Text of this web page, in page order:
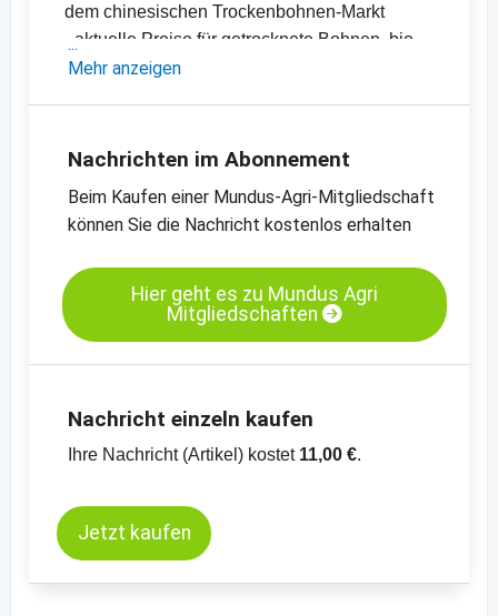
dem chinesischen Trockenbohnen-Markt
- aktuelle Preise für getrocknete Bohnen, bio
und konventionell
Mehr anzeigen
Nachrichten im Abonnement
Beim Kaufen einer Mundus-Agri-Mitgliedschaft
können Sie die Nachricht kostenlos erhalten
Hier geht es zu Mundus Agri
Mitgliedschaften
Nachricht einzeln kaufen
Ihre Nachricht (Artikel) kostet 11,00 €.
Jetzt kaufen